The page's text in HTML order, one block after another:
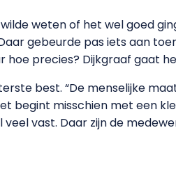
weten of het wel goed
gebeurde pas iets aan
precies? Dijkgraaf gaat
best. “De menselijke
begint misschien met een
vast. Daar zijn de